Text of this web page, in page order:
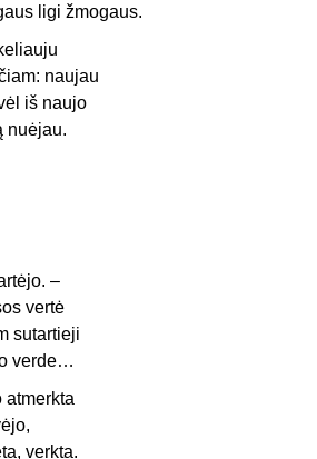
ligi žmogaus.
naujau
iš naujo
nuėjau.
–
vertė
sutartieji
verde…
atmerkta
verkta.